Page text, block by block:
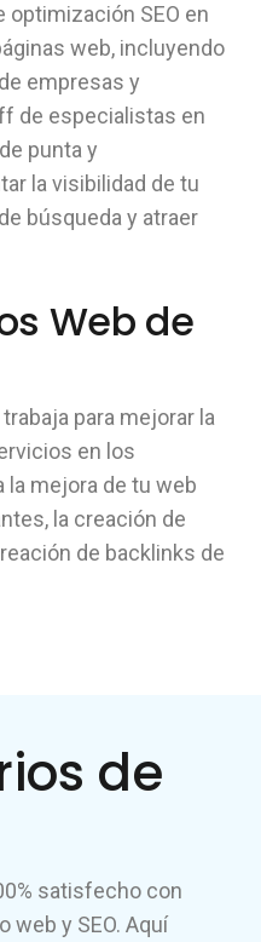
SEO en
web, incluyendo
empresas y
de especialistas en
punta y
la visibilidad de tu
búsqueda y atraer
Web de
para mejorar la
en los
la mejora de tu web
la creación de
de backlinks de
de
satisfecho con
web y SEO. Aquí